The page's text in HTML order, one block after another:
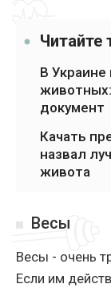
Читайте
В
документ
Качать
назвал
живота
Весы
Весы - очень
Если им